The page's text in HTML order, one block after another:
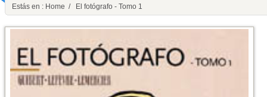
Estás en : Home / El fotógrafo - Tomo 1